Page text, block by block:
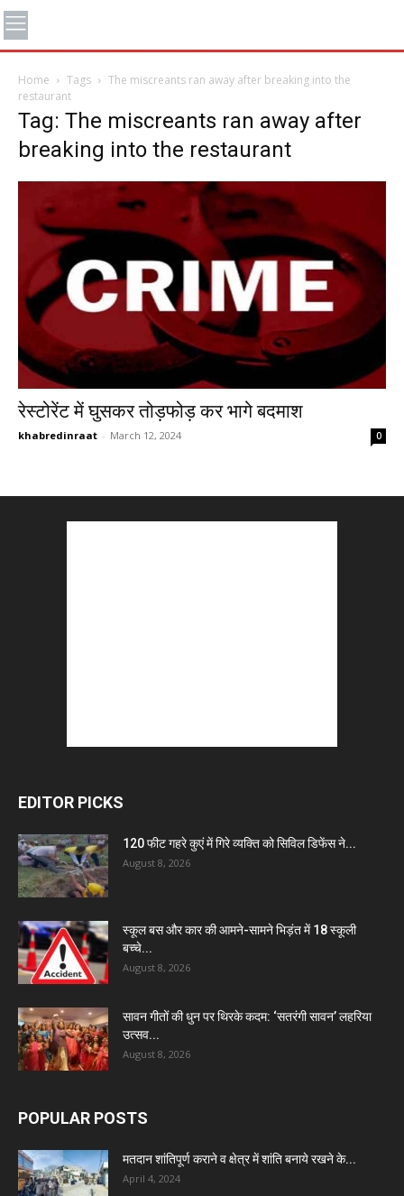
Home Tags
The miscreants ran away after breaking into the
restaurant
Tag: The miscreants ran away after
breaking into the restaurant
रेस्टोरेंट में घुसकर तोड़फोड़ कर भागे बदमाश
khabredinraat - March 12, 2024 0
EDITOR PICKS
120 फीट गहरे कुएं में गिरे व्यक्ति को सिविल डिफेंस ने...
August 8, 2026
स्कूल बस और कार की आमने-सामने भिड़ंत में 18 स्कूली
बच्चे...
August 8, 2026
सावन गीतों की धुन पर थिरके कदम: ‘सतरंगी सावन’ लहरिया
उत्सव...
August 8, 2026
POPULAR POSTS
मतदान शांतिपूर्ण कराने व क्षेत्र में शांति बनाये रखने के...
April 4, 2024